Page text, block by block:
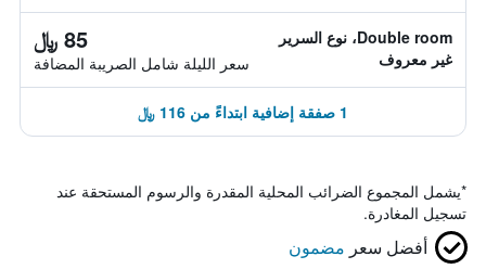
Double room، نوع السرير
غير معروف
85 ﷼
سعر الليلة شامل الصريبة المضافة
1 صفقة إضافية ابتداءً من 116 ﷼
*يشمل المجموع الضرائب المحلية المقدرة والرسوم المستحقة عند
تسجيل المغادرة.
أفضل سعر مضمون